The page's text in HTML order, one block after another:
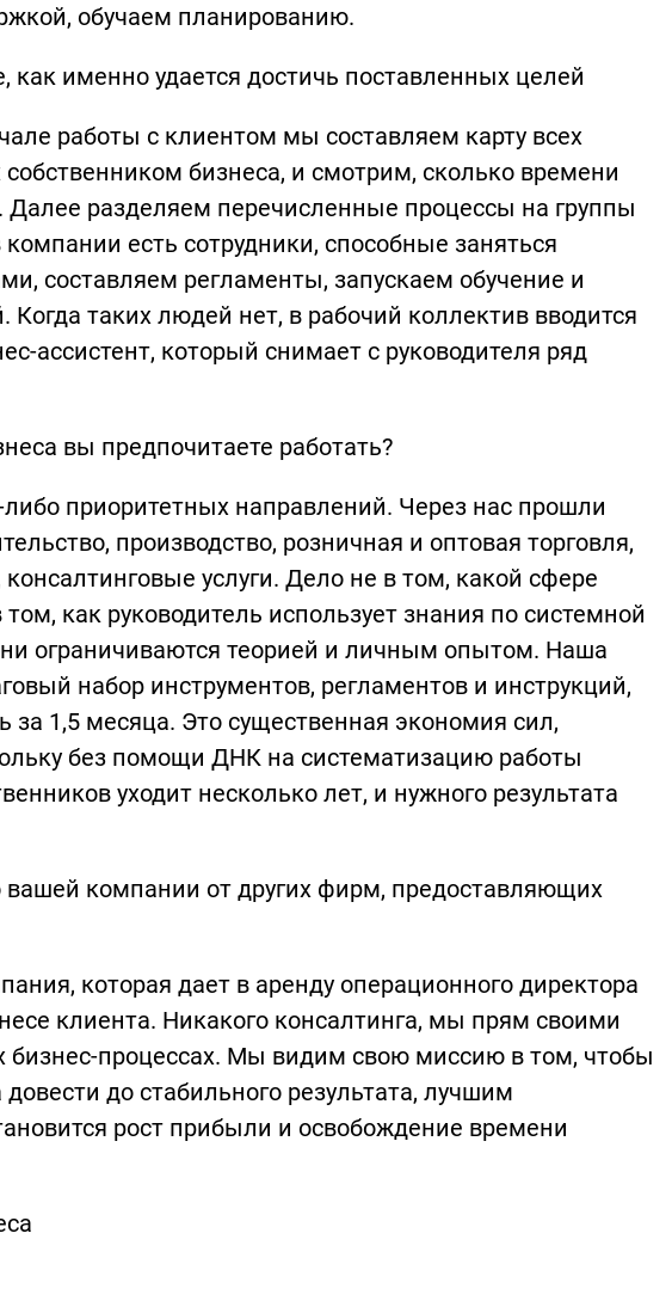
обучаем планированию.
как именно удается достичь поставленных целей
работы с клиентом мы составляем карту всех
бизнеса, и смотрим, сколько времени
Далее разделяем перечисленные процессы на группы
есть сотрудники, способные заняться
составляем регламенты, запускаем обучение и
таких людей нет, в рабочий коллектив вводится
ассистент, который снимает с руководителя ряд
вы предпочитаете работать?
приоритетных направлений. Через нас прошли
производство, розничная и оптовая торговля,
услуги. Дело не в том, какой сфере
как руководитель использует знания по системной
ограничиваются теорией и личным опытом. Наша
набор инструментов, регламентов и инструкций,
1,5 месяца. Это существенная экономия сил,
без помощи ДНК на систематизацию работы
уходит несколько лет, и нужного результата
компании от других фирм, предоставляющих
которая дает в аренду операционного директора
клиента. Никакого консалтинга, мы прям своими
бизнес-процессах. Мы видим свою миссию в том, чтобы
до стабильного результата, лучшим
рост прибыли и освобождение времени